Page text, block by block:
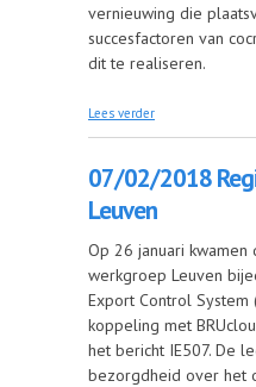
vernieuwing die
succesfactoren van
dit te realiseren.
Lees verder
07/02/2018
Leuven
Op 26 januari
werkgroep Leuven
Export Control System
koppeling met
het bericht IE507. De
bezorgdheid over het